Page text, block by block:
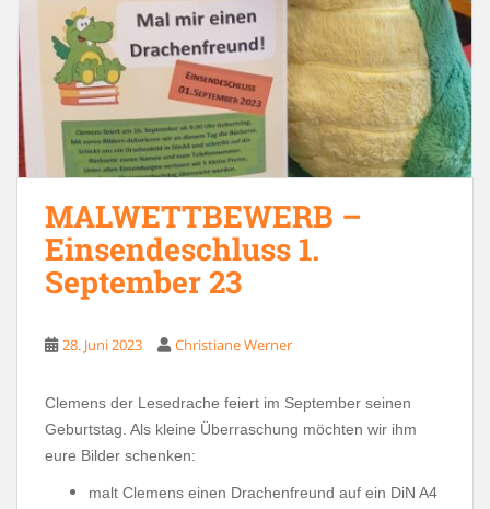
MALWETTBEWERB –
Einsendeschluss 1.
September 23
28. Juni 2023 Christiane Werner
Clemens der Lesedrache feiert im September seinen
Geburtstag. Als kleine Überraschung möchten wir ihm
eure Bilder schenken:
malt Clemens einen Drachenfreund auf ein DiN A4